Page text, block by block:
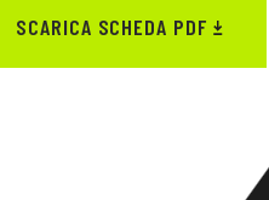
SCARICA SCHEDA PDF